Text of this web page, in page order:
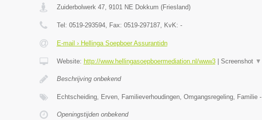
Zuiderbolwerk 47, 9101 NE Dokkum (Friesland)
Tel: 0519-293594, Fax: 0519-297187, KvK: -
E-mail › Hellinga Soepboer Assurantidn
Website: http://www.hellingasoepboermediation.nl/www3| Screenshot ▼
Beschrijving onbekend
Echtscheiding, Erven, Familieverhoudingen, Omgangsregeling, Familie -
Openingstijden onbekend